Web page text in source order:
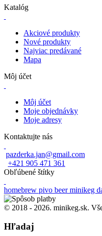
Katalóg
Akciové produkty
Nové produkty
Najviac predávané
Mapa
Môj účet
Môj účet
Moje objednávky
Moje adresy
Kontaktujte nás
pazderka.jan@gmail.com
+421 905 471 361
Obľúbené štítky
homebrew pivo beerminikeg
© 2018 - 2026. minikeg.sk.
Hľadaj